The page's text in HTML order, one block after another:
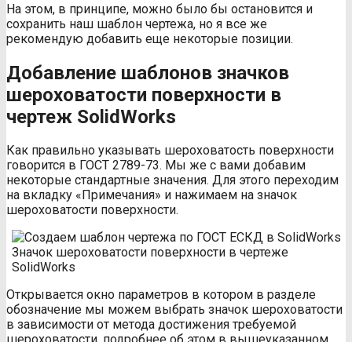
На этом, в принципе, можно было бы остановится и
сохранить наш шаблон чертежа, но я все же
рекомендую добавить еще некоторые позиции.
Добавление шаблонов значков
шероховатости поверхности в
чертеж SolidWorks
Как правильно указывать шероховатость поверхности
говорится в ГОСТ 2789-73. Мы же с вами добавим
некоторые стандартные значения. Для этого переходим
на вкладку «Примечания» и нажимаем на значок
шероховатости поверхности.
Значок шероховатости поверхности в чертеже
SolidWorks
Открывается окно параметров в котором в разделе
обозначение мы можем выбрать значок шероховатости
в зависимости от метода достижения требуемой